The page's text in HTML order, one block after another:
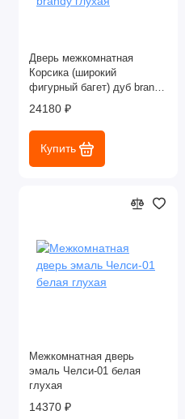
Дверь межкомнатная
Корсика (широкий
фигурный багет) дуб brandy
глухая
24180 ₽
Купить
Межкомнатная дверь
эмаль Челси-01 белая
глухая
14370 ₽